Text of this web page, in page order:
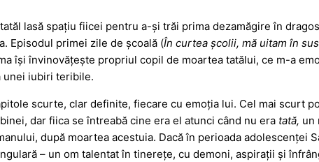
lasă spațiu fiicei pentru a-și trăi prima dezamăgire în
Episodul primei zile de școală (În curtea școlii, mă uitam în
își învinovățește propriul copil de moartea tatălui, ce m-a
unei iubiri teribile.
scurte, clar definite, fiecare cu emoția lui. Cel mai scurt
dar fiica se întreabă cine era el atunci când nu era tată, un
după moartea acestuia. Dacă în perioada adolescenței
– un om talentat în tinerețe, cu demoni, aspirații și